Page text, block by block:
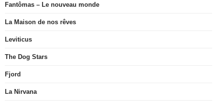
Fantômas – Le nouveau monde
La Maison de nos rêves
Leviticus
The Dog Stars
Fjord
La Nirvana